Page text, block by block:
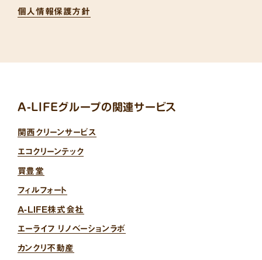
個人情報保護方針
A-LIFEグループの関連サービス
関西クリーンサービス
エコクリーンテック
買豊堂
フィルフォート
A-LIFE株式会社
エーライフ リノベーションラボ
カンクリ不動産